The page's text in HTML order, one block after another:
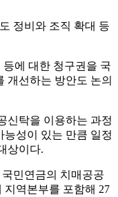
정비와 조직 확대 등
등에 대한 청구권을 국
개선하는 방안도 논의
신탁을 이용하는 과정
성이 있는 만큼 일정
상이다.
민연금의 치매공공
지역본부를 포함해 27